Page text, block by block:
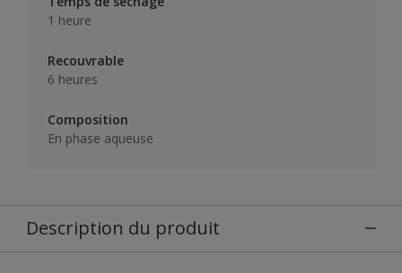
1 heure
Recouvrable
6 heures
Composition
En phase aqueuse
Description du produit